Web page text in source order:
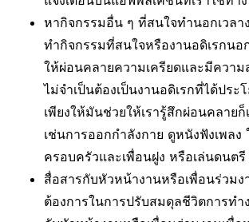
หากิจกรรมอื่น ๆ ที่สนใจทำนอกเวลา
ทำกิจกรรมที่สนใจหรืองานอดิเรกนอ
ให้ผ่อนคลายความเครียดและมีควา
ไม่จำเป็นต้องเป็นงานอดิเรกที่ได้ประ
เพียงให้มันช่วยให้เรารู้สึกผ่อนคลาย
เช่นการออกกำลังกาย ดูหนังฟังเพลง
ครอบครัวและเพื่อนฝูง หรือเล่นดนตรี
สื่อสารกับหัวหน้างานหรือเพื่อนร่วม
ต้องการในการปรับสมดุลชีวิตการทำ